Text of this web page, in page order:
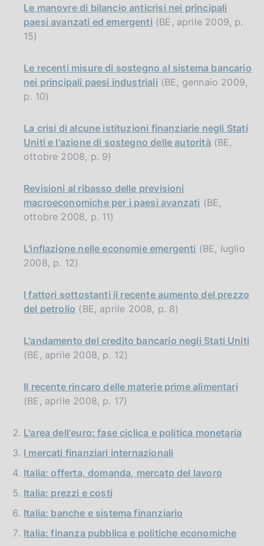
Le manovre di bilancio anticrisi nei principali
paesi avanzati ed emergenti (BE, aprile 2009, p.
15)
Le recenti misure di sostegno al sistema bancario
nei principali paesi industriali (BE, gennaio 2009,
p. 10)
La crisi di alcune istituzioni finanziarie negli Stati
Uniti e l'azione di sostegno delle autorità (BE,
ottobre 2008, p. 9)
Revisioni al ribasso delle previsioni
macroeconomiche per i paesi avanzati (BE,
ottobre 2008, p. 11)
L'inflazione nelle economie emergenti (BE, luglio
2008, p. 12)
I fattori sottostanti il recente aumento del prezzo
del petrolio (BE, aprile 2008, p. 8)
L'andamento del credito bancario negli Stati Uniti
(BE, aprile 2008, p. 12)
Il recente rincaro delle materie prime alimentari
(BE, aprile 2008, p. 17)
L'area dell'euro: fase ciclica e politica monetaria
I mercati finanziari internazionali
Italia: offerta, domanda, mercato del lavoro
Italia: prezzi e costi
Italia: banche e sistema finanziario
Italia: finanza pubblica e politiche economiche